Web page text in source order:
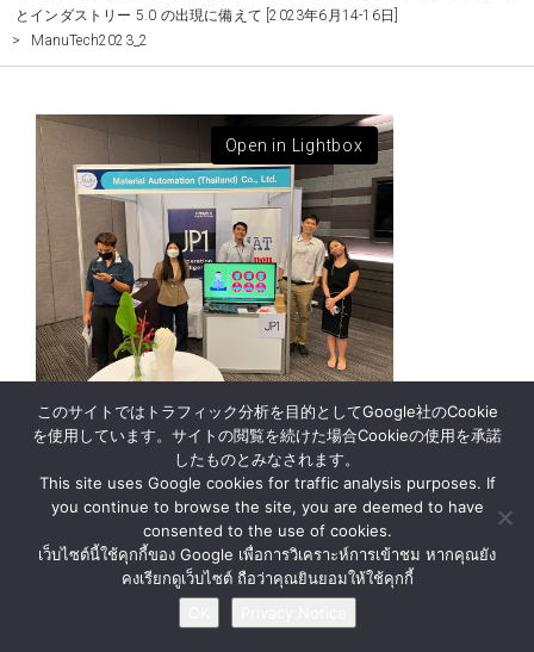
とインダストリー 5.0 の出現に備えて [2023年6月14-16日]
>
ManuTech2023_2
Open in Lightbox
企業情報
お問い合わせ
プライバシー通知
© BY MATERIAL AUTOMATION ( THAILAND ) Co., Ltd.
このサイトではトラフィック分析を目的としてGoogle社のCookie
を使用しています。サイトの閲覧を続けた場合Cookieの使用を承諾
したものとみなされます。
This site uses Google cookies for traffic analysis purposes. If
you continue to browse the site, you are deemed to have
consented to the use of cookies.
เว็บไซต์นี้ใช้คุกกี้ของ Google เพื่อการวิเคราะห์การเข้าชม หากคุณยัง
คงเรียกดูเว็บไซต์ ถือว่าคุณยินยอมให้ใช้คุกกี้